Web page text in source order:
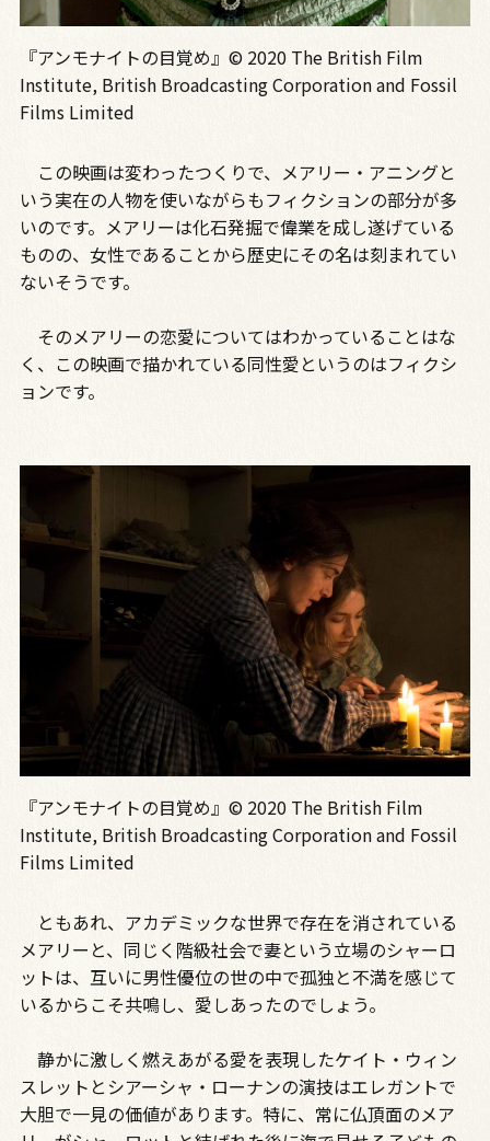
『アンモナイトの目覚め』© 2020 The British Film
Institute, British Broadcasting Corporation and Fossil
Films Limited
この映画は変わったつくりで、メアリー・アニングと
いう実在の人物を使いながらもフィクションの部分が多
いのです。メアリーは化石発掘で偉業を成し遂げている
ものの、女性であることから歴史にその名は刻まれてい
ないそうです。
そのメアリーの恋愛についてはわかっていることはな
く、この映画で描かれている同性愛というのはフィクシ
ョンです。
『アンモナイトの目覚め』© 2020 The British Film
Institute, British Broadcasting Corporation and Fossil
Films Limited
ともあれ、アカデミックな世界で存在を消されている
メアリーと、同じく階級社会で妻という立場のシャーロ
ットは、互いに男性優位の世の中で孤独と不満を感じて
いるからこそ共鳴し、愛しあったのでしょう。
静かに激しく燃えあがる愛を表現したケイト・ウィン
スレットとシアーシャ・ローナンの演技はエレガントで
大胆で一見の価値があります。特に、常に仏頂面のメア